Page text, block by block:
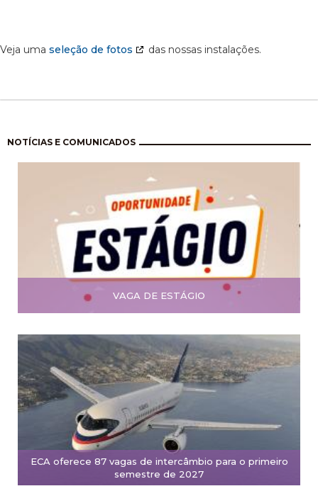
Veja uma seleção de fotos das nossas instalações.
NOTÍCIAS E COMUNICADOS
VAGA DE ESTÁGIO
ECA oferece 87 vagas de intercâmbio para o primeiro
semestre de 2027
Paginação